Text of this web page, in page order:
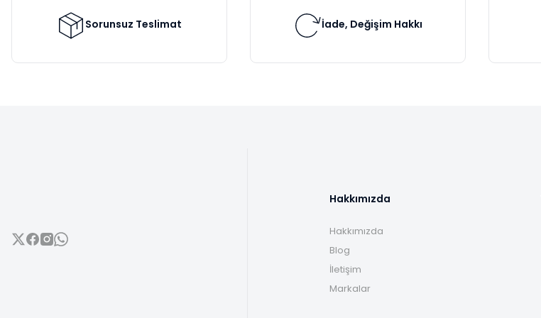
Bu ürüne benzer farklı alternatifler olmalı.
Sorunsuz Teslimat İade, Değişim Hakkı
Hakkımızda
Hakkımızda
Blog
İletişim
Markalar